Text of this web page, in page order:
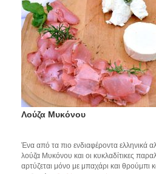
Λούζα Μυκόνου
Ένα από τα πιο ενδιαφέροντα ελληνικά
λούζα Μυκόνου και οι κυκλαδίτικες
αρτύζεται μόνο με μπαχάρι και θρούμπι